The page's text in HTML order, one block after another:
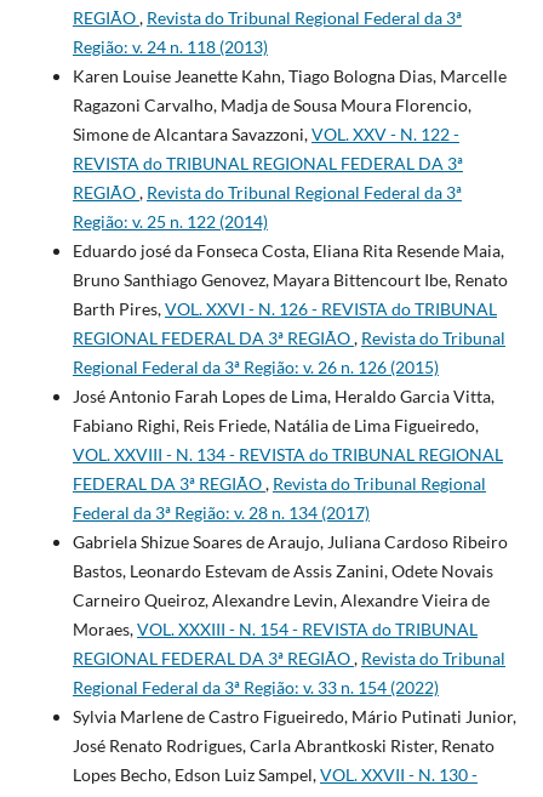
REGIÃO, Revista do Tribunal Regional Federal da 3ª
Região: v. 24 n. 118 (2013)
Karen Louise Jeanette Kahn, Tiago Bologna Dias, Marcelle
Ragazoni Carvalho, Madja de Sousa Moura Florencio,
Simone de Alcantara Savazzoni,VOL. XXV - N. 122 -
REVISTA do TRIBUNAL REGIONAL FEDERAL DA 3ª
REGIÃO, Revista do Tribunal Regional Federal da 3ª
Região: v. 25 n. 122 (2014)
Eduardo josé da Fonseca Costa, Eliana Rita Resende Maia,
Bruno Santhiago Genovez, Mayara Bittencourt Ibe, Renato
Barth Pires,VOL. XXVI - N. 126 - REVISTA do TRIBUNAL
REGIONAL FEDERAL DA 3ª REGIÃO, Revista do Tribunal
Regional Federal da 3ª Região: v. 26 n. 126 (2015)
José Antonio Farah Lopes de Lima, Heraldo Garcia Vitta,
Fabiano Righi, Reis Friede, Natália de Lima Figueiredo,
VOL. XXVIII - N. 134 - REVISTA do TRIBUNAL REGIONAL
FEDERAL DA 3ª REGIÃO, Revista do Tribunal Regional
Federal da 3ª Região: v. 28 n. 134 (2017)
Gabriela Shizue Soares de Araujo, Juliana Cardoso Ribeiro
Bastos, Leonardo Estevam de Assis Zanini, Odete Novais
Carneiro Queiroz, Alexandre Levin, Alexandre Vieira de
Moraes,VOL. XXXIII - N. 154 - REVISTA do TRIBUNAL
REGIONAL FEDERAL DA 3ª REGIÃO, Revista do Tribunal
Regional Federal da 3ª Região: v. 33 n. 154 (2022)
Sylvia Marlene de Castro Figueiredo, Mário Putinati Junior,
José Renato Rodrigues, Carla Abrantkoski Rister, Renato
Lopes Becho, Edson Luiz Sampel,VOL. XXVII - N. 130 -